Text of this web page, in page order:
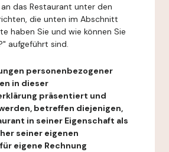
das Restaurant unter den
die unten im Abschnitt
haben Sie und wie können Sie
aufgeführt sind.
personenbezogener
in dieser
präsentiert und
betreffen diejenigen,
in seiner Eigenschaft als
seiner eigenen
eigene Rechnung